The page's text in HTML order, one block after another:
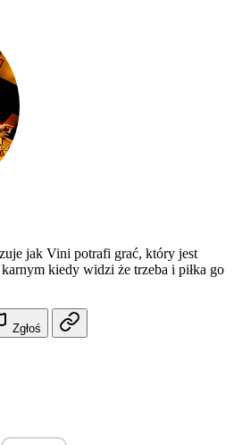
jak Vini potrafi grać, który jest
kiedy widzi że trzeba i piłka go
Zgłoś